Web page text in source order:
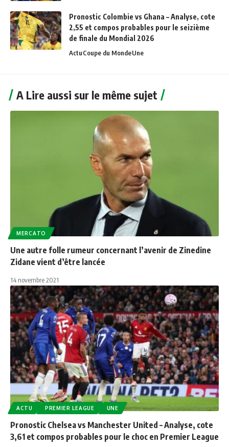
Pronostic Colombie vs Ghana – Analyse, cote
2,55 et compos probables pour le seizième
de finale du Mondial 2026
ActuCoupe du MondeUne
A Lire aussi sur le même sujet
MERCATO
Une autre folle rumeur concernant l’avenir de Zinedine
Zidane vient d’être lancée
14 novembre 2021
ACTU PREMIER LEAGUE UNE
Pronostic Chelsea vs Manchester United – Analyse, cote
3,61 et compos probables pour le choc en Premier League